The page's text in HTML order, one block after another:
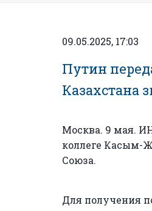
09.05.2025, 17:03
Путин
Казахстана
Москва. 9 мая.
коллеге Касым-
Союза.
Для получения